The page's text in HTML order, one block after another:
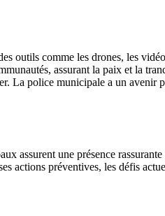
outils comme les drones, les
assurant la paix et la
La police municipale a un avenir
une présence
actions préventives, les défis